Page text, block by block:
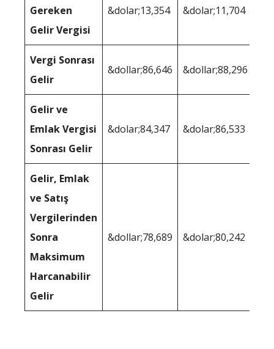
Gereken
Gelir Vergisi
&dolar;13,354 &dolar;11,704
Vergi Sonrası
Gelir
&dollar;86,646 &dollar;88,296
Gelir ve
Emlak Vergisi
Sonrası Gelir
&dolar;84,347 &dolar;86,533
Gelir, Emlak
ve Satış
Vergilerinden
Sonra
Maksimum
Harcanabilir
Gelir
&dollar;78,689 &dolar;80,242